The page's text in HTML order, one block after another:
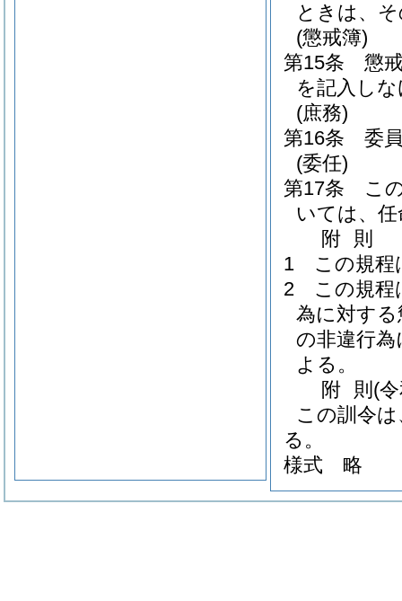
ときは、
(懲戒簿)
第15条
懲
を記入し
(庶務)
第16条
委
(委任)
第17条
こ
いては、
附 則
1
この規程
2
この規程
為に対す
の非違行
よる。
附 則 (
この訓令
る。
様式 略